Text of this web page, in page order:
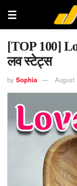
[TOP 100]
लव स्टेट्स
by Sophia August